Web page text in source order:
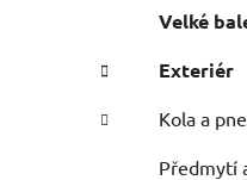
n
í
p
e
Velké
Exteriér
Kola a
Předmytí